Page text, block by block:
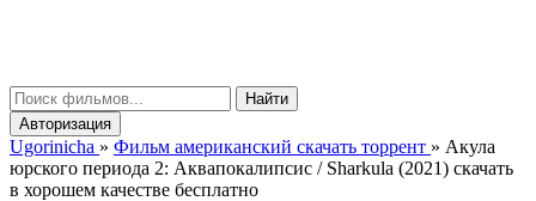
Найти
Авторизация
Ugorinicha » Фильм американский скачать торрент » Акула
юрского периода 2: Аквапокалипсис / Sharkula (2021) скачать
в хорошем качестве бесплатно